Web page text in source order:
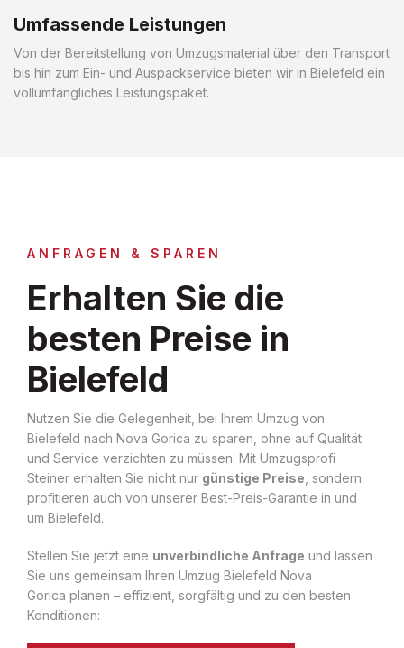
Umfassende Leistungen
Von der Bereitstellung von Umzugsmaterial über den Transport
bis hin zum Ein- und Auspackservice bieten wir in Bielefeld ein
vollumfängliches Leistungspaket.
ANFRAGEN & SPAREN
Erhalten Sie die
besten Preise in
Bielefeld
Nutzen Sie die Gelegenheit, bei Ihrem Umzug von
Bielefeld nach Nova Gorica zu sparen, ohne auf Qualität
und Service verzichten zu müssen. Mit Umzugsprofi
Steiner erhalten Sie nicht nur günstige Preise , sondern
profitieren auch von unserer Best-Preis-Garantie in und
um Bielefeld.
Stellen Sie jetzt eine unverbindliche Anfrage und lassen
Sie uns gemeinsam Ihren Umzug Bielefeld Nova
Gorica planen – effizient, sorgfältig und zu den besten
Konditionen: